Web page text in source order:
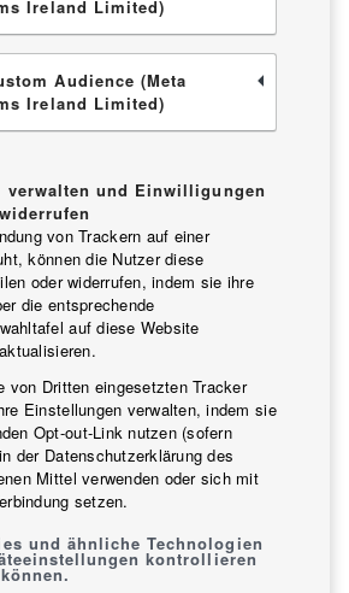
Ireland Limited)
Audience (Meta
Ireland Limited)
verwalten und Einwilligungen
von Trackern auf einer
können die Nutzer diese
oder widerrufen, indem sie ihre
die entsprechende
auf diese Website
von Dritten eingesetzten Tracker
Einstellungen verwalten, indem sie
Opt-out-Link nutzen (sofern
der Datenschutzerklärung des
Mittel verwenden oder sich mit
setzen.
und ähnliche Technologien
kontrollieren